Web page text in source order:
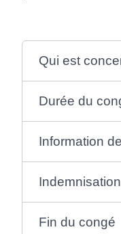
Qui est
Durée du
Information
Indemnisation
Fin du congé